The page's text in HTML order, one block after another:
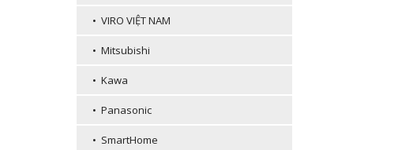
• VIRO VIỆT NAM
• Mitsubishi
• Kawa
• Panasonic
• SmartHome